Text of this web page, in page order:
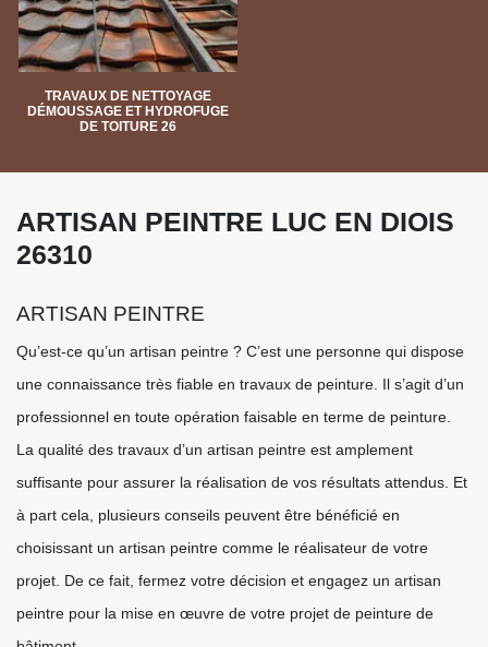
TRAVAUX DE NETTOYAGE
DÉMOUSSAGE ET HYDROFUGE
DE TOITURE 26
ARTISAN PEINTRE LUC EN DIOIS
26310
ARTISAN PEINTRE
Qu’est-ce qu’un artisan peintre ? C’est une personne qui dispose
une connaissance très fiable en travaux de peinture. Il s’agit d’un
professionnel en toute opération faisable en terme de peinture.
La qualité des travaux d’un artisan peintre est amplement
suffisante pour assurer la réalisation de vos résultats attendus. Et
à part cela, plusieurs conseils peuvent être bénéficié en
choisissant un artisan peintre comme le réalisateur de votre
projet. De ce fait, fermez votre décision et engagez un artisan
peintre pour la mise en œuvre de votre projet de peinture de